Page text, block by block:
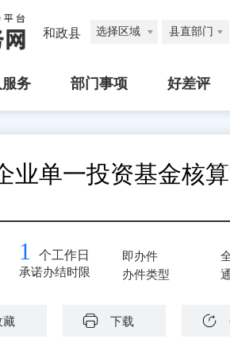
和政县 选择区域 县直部门
务 部门事项 好差评
业单一投资基金核
1 个工作日
承诺办结时限
即办件
办件类型
藏 下载